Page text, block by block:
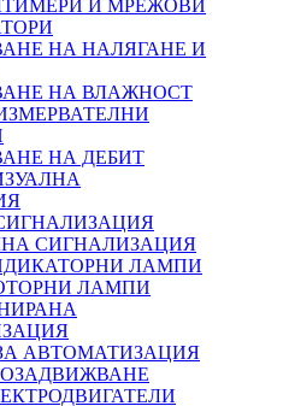
И МРЕЖОВИ
НА НАЛЯГАНЕ И
НА ВЛАЖНОСТ
НА ДЕБИТ
СИГНАЛИЗАЦИЯ
ЛАМПИ
ЛАМПИ
АВТОМАТИЗАЦИЯ